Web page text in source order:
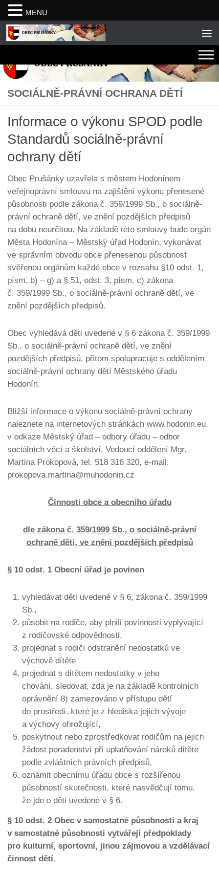
Skip to content
SOCIÁLNĚ-PRÁVNÍ OCHRANA DĚTÍ
Informace o výkonu SPOD podle
Standardů sociálně-právní
ochrany dětí
Obec Prušánky uzavřela s městem Hodonínem
veřejnoprávní smlouvu na zajištění výkonu přenesené
působnosti podle zákona č. 359/1999 Sb., o sociálně-
právní ochraně dětí, ve znění pozdějších předpisů
na dobu neurčitou. Na základě této smlouvy bude orgán
Města Hodonína – Městský úřad Hodonín, vykonávat
ve správním obvodu obce přenesenou působnost
svěřenou orgánům každé obce v rozsahu §10 odst. 1,
písm. b) – g) a § 51, odst. 3, písm. c) zákona
č. 359/1999 Sb., o sociálně-právní ochraně dětí, ve
znění pozdějších předpisů.
Obec vyhledává děti uvedené v § 6 zákona č. 359/1999
Sb., o sociálně-právní ochraně dětí, ve znění
pozdějších předpisů, přitom spolupracuje s oddělením
sociálně-právní ochrany dětí Městského úřadu
Hodonín.
Bližší informace o výkonu sociálně-právní ochrany
naleznete na internetových stránkách www.hodonin.eu,
v odkaze Městský úřad – odbory úřadu – odbor
sociálních věcí a školství. Vedoucí oddělení Mgr.
Martina Prokopová, tel. 518 316 320, e-mail:
prokopova.martina@muhodonin.cz
Činnosti obce a obecního úřadu
dle zákona č. 359/1999 Sb., o sociálně-právní
ochraně dětí, ve znění pozdějších předpisů
§ 10 odst. 1 Obecní úřad je povinen
vyhledávat děti uvedené v § 6, zákona č. 359/1999
Sb.,
působit na rodiče, aby plnili povinnosti vyplývající
z rodičovské odpovědnosti,
projednat s rodiči odstranění nedostatků ve
výchově dítěte
projednat s dítětem nedostatky v jeho
chování, sledovat, zda je na základě kontrolních
oprávnění 8) zamezováno v přístupu dětí
do prostředí, které je z hlediska jejich vývoje
a výchovy ohrožující,
poskytnout nebo zprostředkovat rodičům na jejich
žádost poradenství při uplatňování nároků dítěte
podle zvláštních právních předpisů,
oznámit obecnímu úřadu obce s rozšířenou
působností skutečnosti, které nasvědčují tomu,
že jde o děti uvedené v § 6.
§ 10 odst. 2 Obec v samostatné působnosti a kraj
v samostatné působnosti vytvářejí předpoklady
pro kulturní, sportovní, jinou zájmovou a vzdělávací
činnost dětí.
MENU